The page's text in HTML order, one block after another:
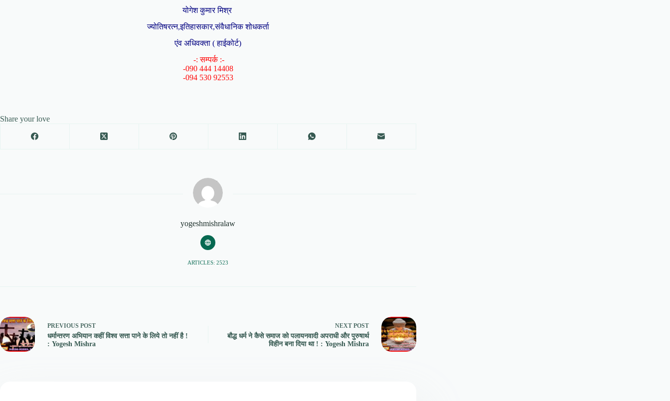
योगेश कुमार मिश्र
ज्योतिषरत्न,इतिहासकार,संवैधानिक शोधकर्ता
एंव अधिवक्ता ( हाईकोर्ट)
-: सम्पर्क :-
-090 444 14408
-094 530 92553
Share your love
yogeshmishralaw
ARTICLES: 2523
PREVIOUS POST
धर्मान्तरण अभियान कहीं विश्व सत्ता पाने के लिये तो नहीं है !
: Yogesh Mishra
NEXT POST
बौद्ध धर्म ने कैसे समाज को पलायनवादी अपराधी और पुरुषार्थ
विहीन बना दिया था ! : Yogesh Mishra